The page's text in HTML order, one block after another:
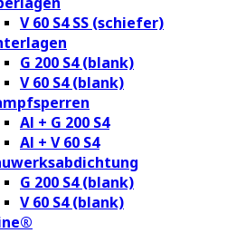
V 60 S4 SS (schiefer)
G 200 S4 (blank)
V 60 S4 (blank)
Al + G 200 S4
Al + V 60 S4
G 200 S4 (blank)
V 60 S4 (blank)